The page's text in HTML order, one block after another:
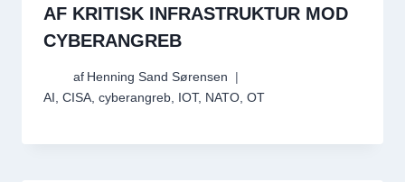
AF KRITISK INFRASTRUKTUR MOD
CYBERANGREB
af Henning Sand Sørensen
AI , CISA, cyberangreb, IOT, NATO, OT